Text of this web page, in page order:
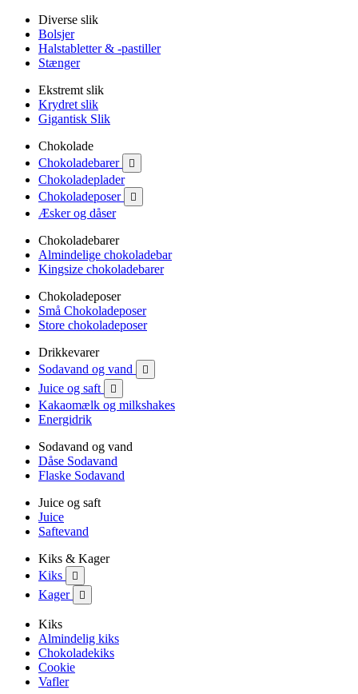
Diverse slik
Bolsjer
Halstabletter & -pastiller
Stænger
Ekstremt slik
Krydret slik
Gigantisk Slik
Chokolade
Chokoladebarer

Chokoladeplader
Chokoladeposer

Æsker og dåser
Chokoladebarer
Almindelige chokoladebar
Kingsize chokoladebarer
Chokoladeposer
Små Chokoladeposer
Store chokoladeposer
Drikkevarer
Sodavand og vand

Juice og saft 
Kakaomælk og milkshakes
Energidrik
Sodavand og vand
Dåse Sodavand
Flaske Sodavand
Juice og saft
Juice
Saftevand
Kiks & Kager
Kiks

Kager 
Kiks
Almindelig kiks
Chokoladekiks
Cookie
Vafler